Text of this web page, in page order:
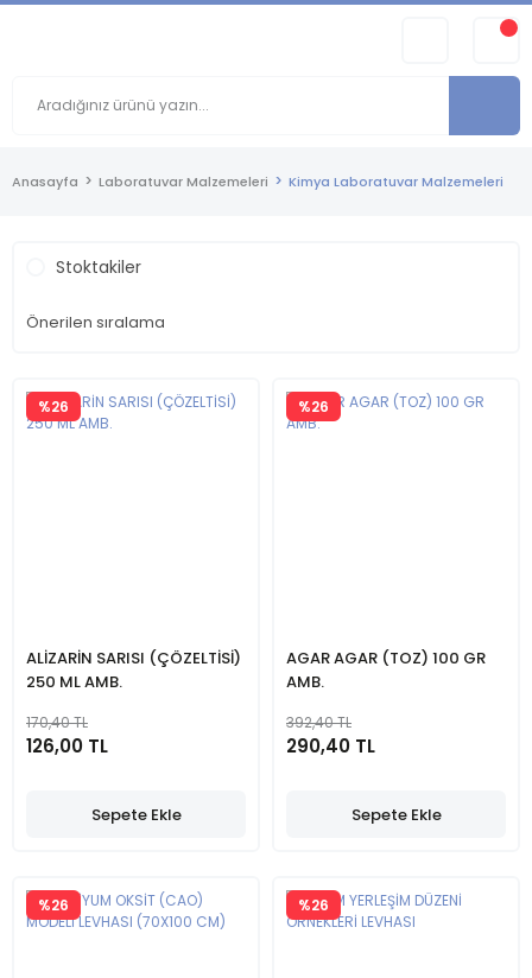
Anasayfa Laboratuvar Malzemeleri Kimya Laboratuvar Malzemeleri
Stoktakiler
ALİZARİN SARISI (ÇÖZELTİSİ)
250 ML AMB.
%26
170,40 TL
126,00 TL
Sepete Ekle
AGAR AGAR (TOZ) 100 GR
AMB.
%26
392,40 TL
290,40 TL
Sepete Ekle
%26 %26